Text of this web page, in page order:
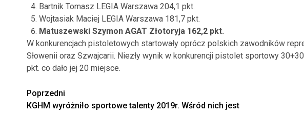
Bartnik Tomasz LEGIA Warszawa 204,1 pkt.
Wojtasiak Maciej LEGIA Warszawa 181,7 pkt.
Matuszewski Szymon AGAT Złotoryja 162,2 pkt.
W konkurencjach pistoletowych startowały oprócz polskich zawodników
Słowenii oraz Szwajcarii. Niezły wynik w konkurencji pistolet sportowy
pkt. co dało jej 20 miejsce.
Zobacz
Poprzedni
KGHM wyróżniło sportowe talenty 2019r. Wśród nich jest